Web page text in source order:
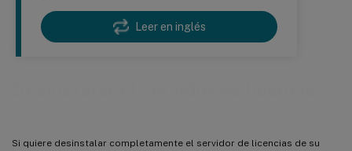
Leer en inglés
Si quiere desinstalar completamente el servidor de licencias de su